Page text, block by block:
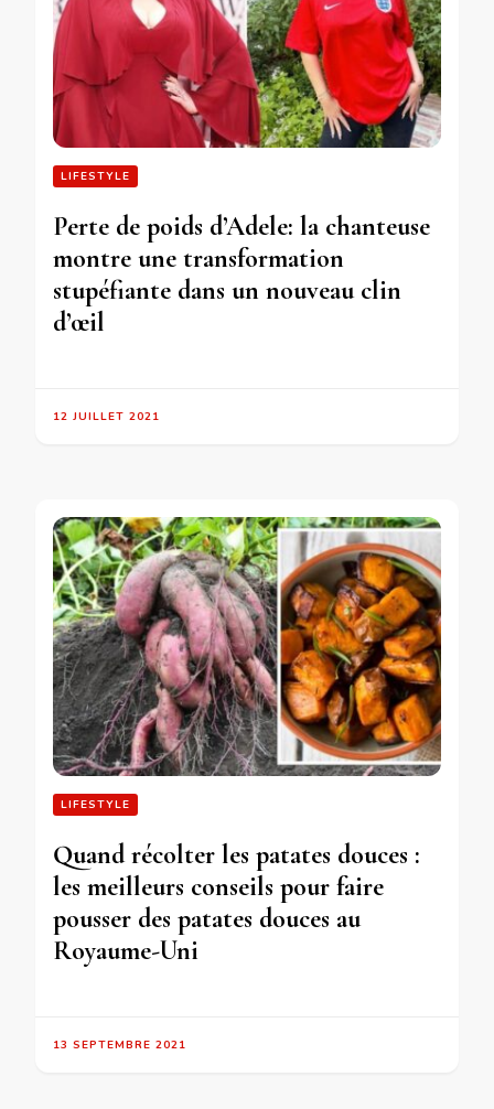
LIFESTYLE
Perte de poids d’Adele: la chanteuse
montre une transformation
stupéfiante dans un nouveau clin
d’œil
12 JUILLET 2021
LIFESTYLE
Quand récolter les patates douces :
les meilleurs conseils pour faire
pousser des patates douces au
Royaume-Uni
13 SEPTEMBRE 2021